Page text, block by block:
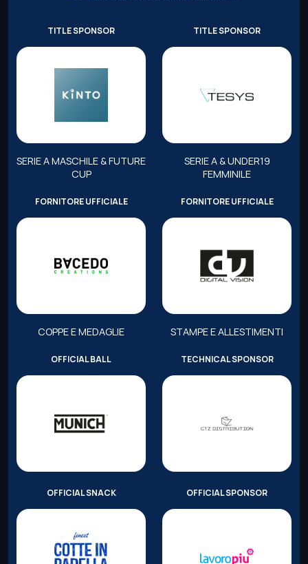
TITLE SPONSOR
SERIE A MASCHILE & FUTURE
CUP
TITLE SPONSOR
SERIE A & UNDER19
FEMMINILE
FORNITORE UFFICIALE
COPPE E MEDAGLIE
FORNITORE UFFICIALE
STAMPE E ALLESTIMENTI
OFFICIAL BALL TECHNICAL SPONSOR
OFFICIAL SNACK OFFICIAL SPONSOR